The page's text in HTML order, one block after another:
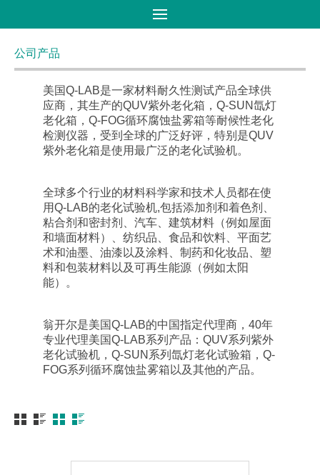
树脂合成
公司产品
美国Q-LAB是一家材料耐久性测试产品全球供
应商，其生产的QUV紫外老化箱，Q-SUN氙灯
老化箱，Q-FOG循环腐蚀盐雾箱等耐候性老化
检测仪器，受到全球的广泛好评，特别是QUV
紫外老化箱是使用最广泛的老化试验机。
全球多个行业的材料科学家和技术人员都在使
用Q-LAB的老化试验机,包括添加剂和着色剂、
粘合剂和密封剂、汽车、建筑材料（例如屋面
和墙面材料）、纺织品、食品和饮料、平面艺
术和油墨、油漆以及涂料、制药和化妆品、塑
料和包装材料以及可再生能源（例如太阳
能）。
翁开尔是美国Q-LAB的中国指定代理商，40年
专业代理美国Q-LAB系列产品：QUV系列紫外
老化试验机，Q-SUN系列氙灯老化试验箱，Q-
FOG系列循环腐蚀盐雾箱以及其他的产品。